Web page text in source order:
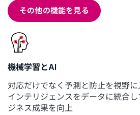
その他の機能を見る
機械学習とAI
対応だけでなく予測と防止を視野
インテリジェンスをデータに統合
ジネス成果を向上